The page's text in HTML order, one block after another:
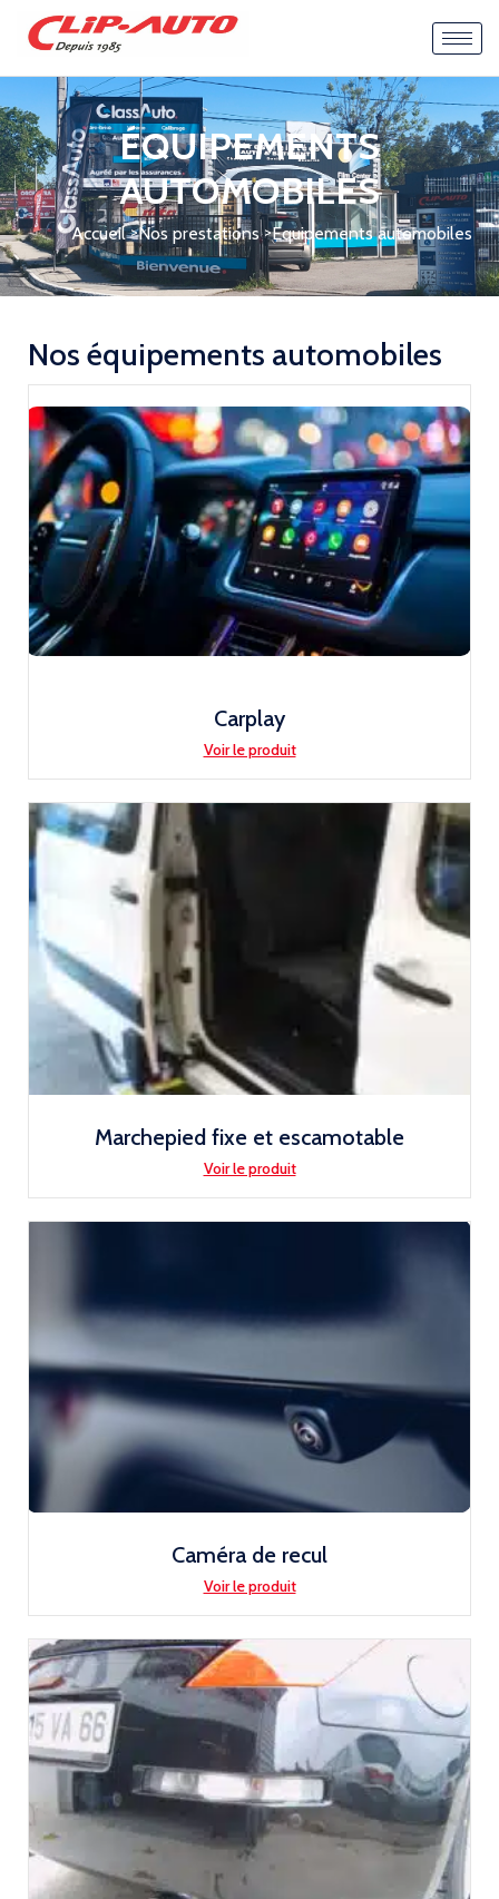
ÉQUIPEMENTS
AUTOMOBILES
Accueil >Nos prestations >Equipements automobiles
Nos équipements automobiles
Carplay
Voir le produit
Marchepied fixe et escamotable
Voir le produit
Caméra de recul
Voir le produit